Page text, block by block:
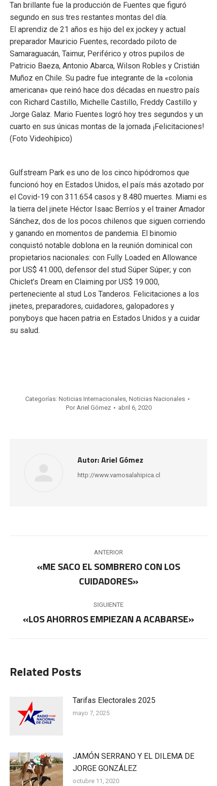
Tan brillante fue la producción de Fuentes que figuró
segundo en sus tres restantes montas del día.
El aprendiz de 21 años es hijo del ex jockey y actual
preparador Mauricio Fuentes, recordado piloto de
Samaraguacán, Taimur, Periférico y otros pupilos de
Patricio Baeza, Antonio Abarca, Wilson Robles y Cristián
Muñoz en Chile. Su padre fue integrante de la «colonia
americana» que reinó hace dos décadas en nuestro país
con Richard Castillo, Michelle Castillo, Freddy Castillo y
Jorge Galaz. Mario Fuentes logró hoy tres segundos y un
cuarto en sus únicas montas de la jornada ¡Felicitaciones!
(Foto Videohípico)
Gulfstream Park es uno de los cinco hipódromos que
funcionó hoy en Estados Unidos, el país más azotado por
el Covid-19 con 311.654 casos y 8.480 muertes. Miami es
la tierra del jinete Héctor Isaac Berríos y el trainer Amador
Sánchez, dos de los pocos chilenos que siguen corriendo
y ganando en momentos de pandemia. El binomio
conquistó notable doblona en la reunión dominical con
propietarios nacionales: con Fully Loaded en Allowance
por US$ 41.000, defensor del stud Súper Súper; y con
Chiclet’s Dream en Claiming por US$ 19.000,
perteneciente al stud Los Tanderos. Felicitaciones a los
jinetes, preparadores, cuidadores, galopadores y
ponyboys que hacen patria en Estados Unidos y a cuidar
su salud.
Categorías: Noticias Internacionales, Noticias Nacionales
PorAriel Gómez abril 6, 2020
Autor:Ariel Gómez
http://www.vamosalahipica.cl
entre
publicaciones
ANTERIOR
anterior:
«ME SACO EL SOMBRERO CON LOS
CUIDADORES»
SIGUIENTE
Publicación
«LOS AHORROS EMPIEZAN A ACABARSE»
Related Posts
Tarifas Electorales 2025
mayo 7, 2025
JAMÓN SERRANO Y EL DILEMA DE
JORGE GONZÁLEZ
octubre 11, 2020